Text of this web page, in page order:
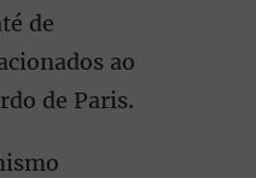
de
ao
de Paris.